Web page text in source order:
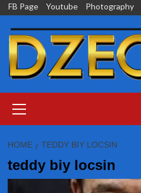
Skip
content
FB Page Youtube Photography
Menu
HOME TEDDY BIY LOCSIN
teddy biy locsin